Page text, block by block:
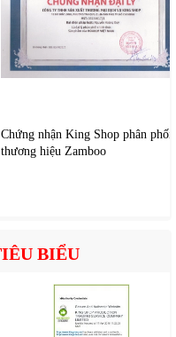
kết nối internet không
loa, tai nghe không dây
tâm giải trí đa năng của
nhạc hay tin tức.
Chứng nhận King Shop phân phối
thương hiệu Zamboo
BIỂU